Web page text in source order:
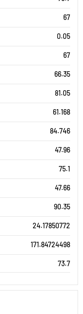
67
0.05
67
66.35
81.05
61.168
84.746
47.96
75.1
47.66
90.35
24.17850772
171.84724498
73.7